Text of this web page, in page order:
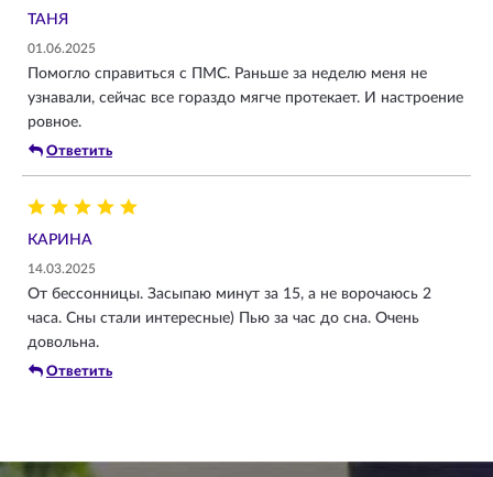
ТАНЯ
01.06.2025
Помогло справиться с ПМС. Раньше за неделю меня не
узнавали, сейчас все гораздо мягче протекает. И настроение
ровное.
Ответить
КАРИНА
14.03.2025
От бессонницы. Засыпаю минут за 15, а не ворочаюсь 2
часа. Сны стали интересные) Пью за час до сна. Очень
довольна.
Ответить